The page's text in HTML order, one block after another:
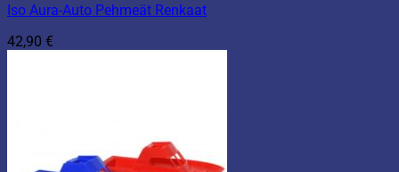
Iso Aura-Auto Pehmeät Renkaat
42,90 €